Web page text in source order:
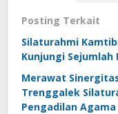
Posting Terkait
Silaturahmi
Kunjungi
Merawat
Trenggalek
Pengadilan Agama